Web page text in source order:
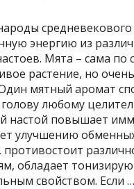
энергию из
Мята – сама по
растение, но
мятный аромат
любому
настой повышает
улучшению
противостоит
обладает
свойством. Если …